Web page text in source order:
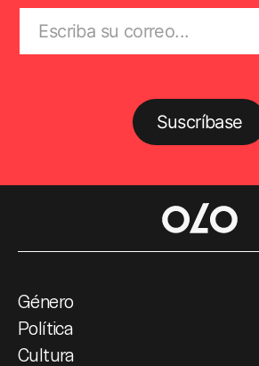
Suscríbase
Género
Política
Cultura